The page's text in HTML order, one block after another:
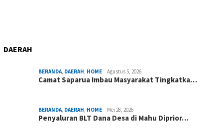
DAERAH
BERANDA, DAERAH, HOME Agustus 5, 2026
Camat Saparua Imbau Masyarakat Tingkatka…
BERANDA, DAERAH, HOME Mei 28, 2026
Penyaluran BLT Dana Desa di Mahu Diprior…